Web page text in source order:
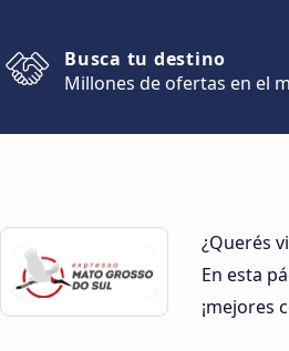
Busca tu destino
Millones de ofertas en el
¿Querés
En esta
¡mejores